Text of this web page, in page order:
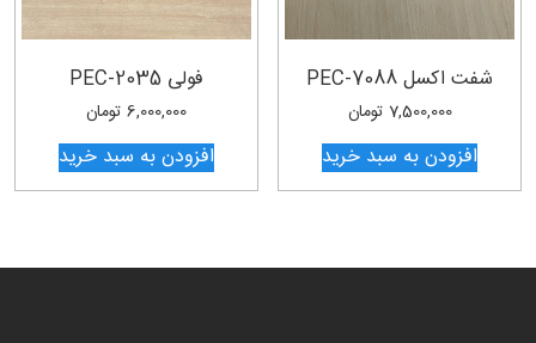
شفت اکسل PEC-7088
7,500,000 تومان
افزودن به سبد خرید
فولی PEC-2035
6,000,000 تومان
افزودن به سبد خرید